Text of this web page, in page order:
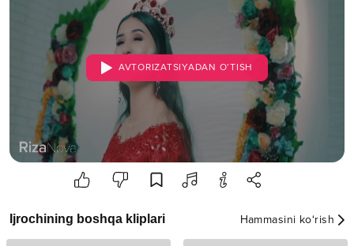
AVTORIZATSIYADAN O‘TISH
Ijrochining boshqa kliplari Hammasini ko‘rish